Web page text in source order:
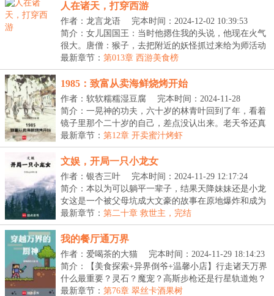
人在诸天，打穿西游
作者：龙言龙语
完本时间：2024-12-02 10:39:53
简介：女儿国国王：当时他摁住我的头说，他现在火气
很大。唐僧：猴子，去把附近的妖怪抓过来给为师活动
活...
最新章节： 第013章 西游美食榜
1985：致富从卖海鲜烧烤开始
作者：软软糯糯湿豆腐
完本时间：2024-11-28
23:57:08
简介：一晃神的功夫，六十岁的林青叶回到了年，看着
镜子里那个二十岁的自己，差点没认出来。老天爷还真
给...
最新章节： 第12章 开卖蜜汁烤虾
文娱，开局一只小龙女
作者：银杏三叶
完本时间：2024-11-29 12:17:24
简介：本以为可以躺平一辈子，结果天降妹妹还是小龙
女这是一个被父母坑成大文豪的故事在原地爆炸和成为
文...
最新章节： 第二十章 救世主，完结
我的餐厅通万界
作者：爱喝茶的大猫
完本时间：2024-11-29 18:14:23
简介：【美食探索+异界倒爷+温馨小店】行走诸天万界
什么最重要？灵石？魔宠？高斯步枪还是行星轨道炮？
不...
最新章节： 第76章 翠丝卡酒果树